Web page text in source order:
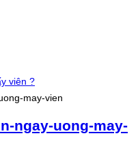
viên ?
may-vien
ngay-uong-may-